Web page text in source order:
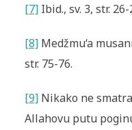
[7]Ibid., sv. 3, str.
[8]Medžmu‘a
str. 75-76.
[9]Nikako ne
Allahovu putu